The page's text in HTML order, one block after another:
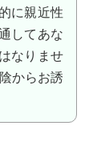
に親近性
してあな
なりませ
からお誘